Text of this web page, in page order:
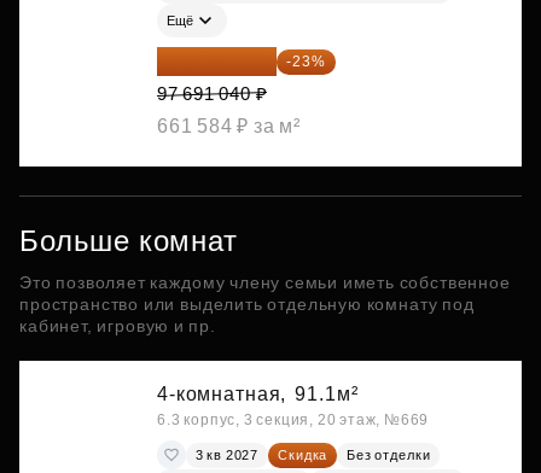
Ещё
75 222 101 ₽ -23%
97 691 040 ₽
661 584 ₽ за м²
Больше комнат
Это позволяет каждому члену семьи иметь собственное
пространство или выделить отдельную комнату под
кабинет, игровую и пр.
4-комнатная, 91.1м²
6.3 корпус, 3 секция, 20 этаж, №669
3 кв 2027 Скидка
Без отделки